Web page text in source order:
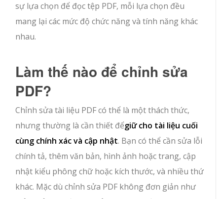
sự lựa chọn để đọc tệp PDF, mỗi lựa chọn đều
mang lại các mức độ chức năng và tính năng khác
nhau.
Làm thế nào để chỉnh sửa
PDF?
Chỉnh sửa tài liệu PDF có thể là một thách thức,
nhưng thường là cần thiết đểgiữ cho tài liệu cuối
cùng chính xác và cập nhật. Bạn có thể cần sửa lỗi
chính tả, thêm văn bản, hình ảnh hoặc trang, cập
nhật kiểu phông chữ hoặc kích thước, và nhiều thứ
khác. Mặc dù chỉnh sửa PDF không đơn giản như